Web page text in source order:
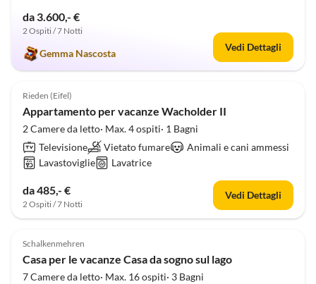
da 3.600,- €
2 Ospiti / 7 Notti
Gemma Nascosta
Vedi Dettagli
4.9 (2)
Rieden (Eifel)
Appartamento per vacanze Wacholder II
2 Camere da letto· Max. 4 ospiti· 1 Bagni
Televisione
Vietato fumare
Animali e cani ammessi
Lavastoviglie
Lavatrice
da 485,- €
2 Ospiti / 7 Notti
Vedi Dettagli
3.8 (2)
Schalkenmehren
Casa per le vacanze Casa da sogno sul lago
7 Camere da letto· Max. 16 ospiti· 3 Bagni